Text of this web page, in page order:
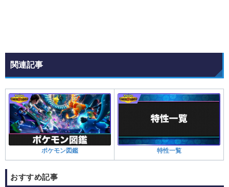
関連記事
ポケモン図鑑 特性一覧
おすすめ記事